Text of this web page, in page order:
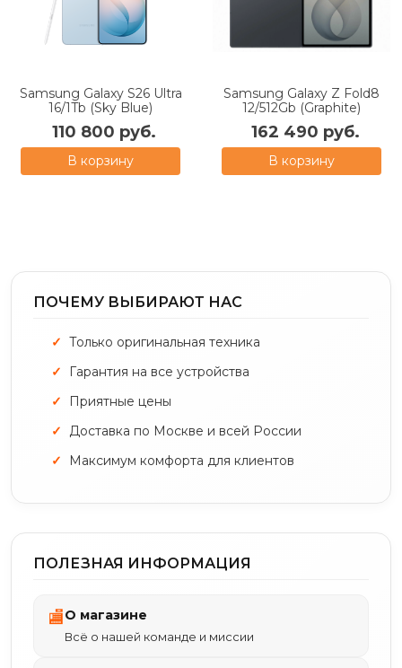
Samsung Galaxy S26 Ultra
16/1Tb (Sky Blue)
110 800 руб.
В корзину
Samsung Galaxy Z Fold8
12/512Gb (Graphite)
162 490 руб.
В корзину
ПОЧЕМУ ВЫБИРАЮТ НАС
Только оригинальная техника
Гарантия на все устройства
Приятные цены
Доставка по Москве и всей России
Максимум комфорта для клиентов
ПОЛЕЗНАЯ ИНФОРМАЦИЯ
🏬О магазине
Всё о нашей команде и миссии